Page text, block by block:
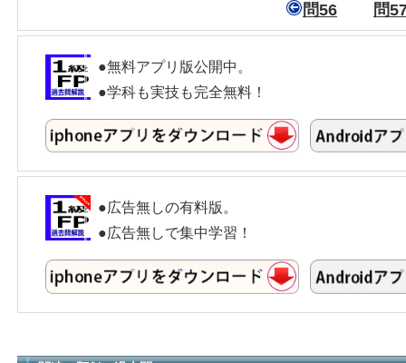
問56 問
●無料アプリ版公開中。
●学科も実技も完全無料！
●広告無しの有料版。
●広告無しで集中学習！